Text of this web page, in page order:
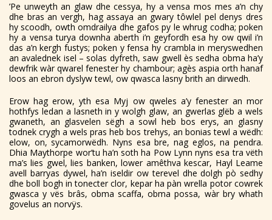
’Pe unweyth an glaw dhe cessya, hy a vensa mos mes a’n chy
dhe bras an vergh, hag assaya an gwary tôwlel pel denys dres
hy scoodh, owth omdrailya dhe gafos py le whrug codha; poken
hy a vensa turya downha aberth i’n geyfordh esa hy ow qwil i’n
das a’n kergh fustys; poken y fensa hy crambla in meryswedhen
an avalednek isel – solas dyfreth, saw gwell ès sedha obma ha’y
dewfrik wàr qwarel fenester hy chambour; agès aspia orth hanaf
loos an ebron dyslyw tewl, ow qwasca lasny brith an dirwedh.
Erow hag erow, yth esa Myj ow qweles a’y fenester an mor
hothfys ledan a lasneth in y wolgh glaw, an gwerlas glëb a wels
gwaneth, an glasvelen sëgh a sowl heb bos erys, an glasny
todnek crygh a wels pras heb bos trehys, an bonias tewl a wëdh:
elow, on, sycamorwëdh. Nyns esa bre, nag eglos, na pendra.
Dhia Maythorpe wor’tu ha’n soth ha Pow Lynn nyns esa tra vëth
ma’s lies gwel, lies banken, lower amêthva kescar, Hayl Leame
avell barryas dywel, ha’n iseldir ow terevel dhe dolgh pò sedhy
dhe boll bogh in tonecter clor, kepar ha pàn wrella potor cowrek
gwasca y vës brâs, obma scaffa, obma possa, wàr bry whath
govelus an norvÿs.